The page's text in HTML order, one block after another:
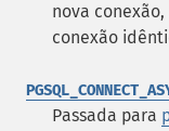
nova
conexão
Passada para